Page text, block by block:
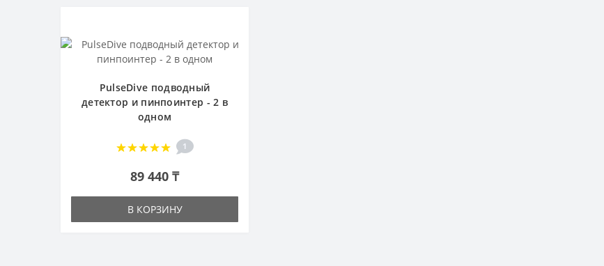
PulseDive подводный
детектор и пинпоинтер - 2 в
одном
1
89 440 ₸
В КОРЗИНУ